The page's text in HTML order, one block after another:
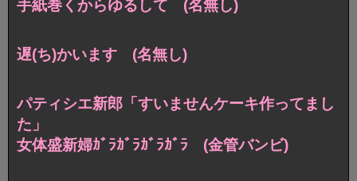
手紙巻くからゆるして (名無し)
遅(ち)かいます (名無し)
パティシエ新郎「すいませんケーキ作ってまし
た」
女体盛新婦ｶﾞﾗｶﾞﾗｶﾞﾗｶﾞﾗ (金管バンビ)